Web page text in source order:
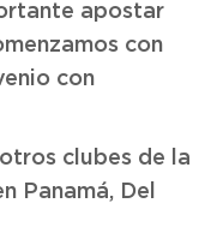
apostar
con
con
clubes de la
Panamá, Del